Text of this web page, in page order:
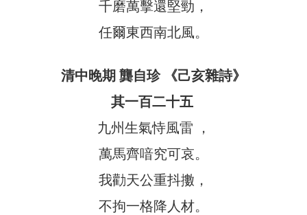
千磨萬擊還堅勁，
任爾東西南北風。
清中晚期 龔自珍 《己亥雜詩》
其一百二十五
九州生氣恃風雷 ，
萬馬齊喑究可哀。
我勸天公重抖擻，
不拘一格降人材。